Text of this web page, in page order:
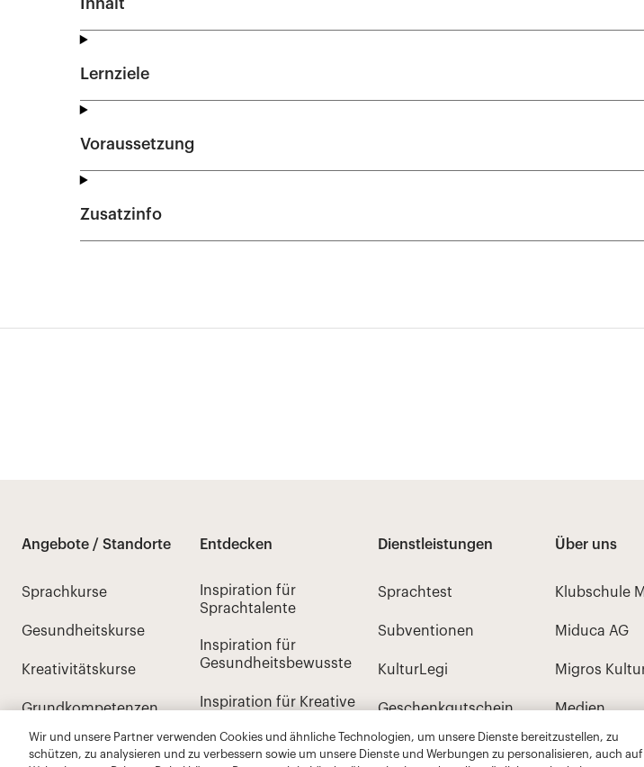
Wir und unsere Partner verwenden Cookies und ähnliche Technologien, um unsere Dienste bereitzustellen, zu
schützen, zu analysieren und zu verbessern sowie um unsere Dienste und Werbungen zu personalisieren, auch auf